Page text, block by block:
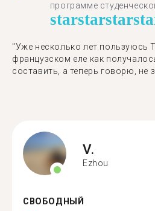
программе
starstarstar
"​​Уже несколько лет пользуюсь
французском еле как
составить, а теперь говорю, не
V.
Ezhou
СВОБОДНЫЙ